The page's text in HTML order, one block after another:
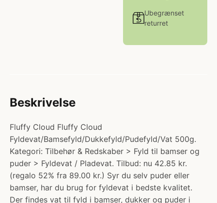
Ubegrænset
returret
Beskrivelse
Fluffy Cloud Fluffy Cloud
Fyldevat/Bamsefyld/Dukkefyld/Pudefyld/Vat 500g.
Kategori: Tilbehør & Redskaber > Fyld til bamser og
puder > Fyldevat / Pladevat. Tilbud: nu 42.85 kr.
(regalo 52% fra 89.00 kr.) Syr du selv puder eller
bamser, har du brug for fyldevat i bedste kvalitet.
Der findes vat til fyld i bamser, dukker og puder i